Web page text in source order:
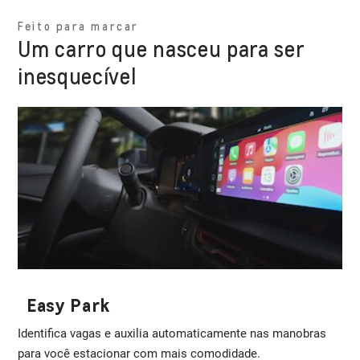
Feito para marcar
Um carro que nasceu para ser
inesquecível
Easy Park
Identifica vagas e auxilia automaticamente nas manobras
para você estacionar com mais comodidade.